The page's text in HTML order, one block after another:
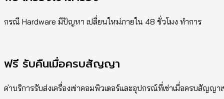
กรณี Hardware มีปัญหา เปลี่ยนใหม่ภายใน 48 ชั่วโมง ทำการ
ฟรี รับคืนเมื่อครบสัญญา
ค่าบริการรับส่งเครื่องเช่าคอมพิวเตอร์และอุปกรณ์ที่เช่าเมื่อครบสัญญาเ